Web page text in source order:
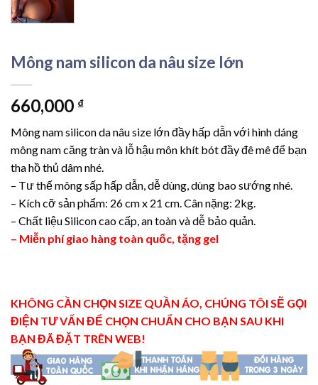
Mông nam silicon da nâu size lớn
660,000 ₫
Mông nam silicon da nâu size lớn đầy hấp dẫn với hình dáng
mông nam căng tràn và lỗ hậu môn khít bót đầy đê mê để bạn
tha hồ thủ dâm nhé.
– Tư thế mông sấp hấp dẫn, dễ dùng, dùng bao sướng nhé.
– Kích cỡ sản phẩm: 26 cm x 21 cm. Cân nặng: 2kg.
– Chất liệu Silicon cao cấp, an toàn và dễ bảo quản.
– Miễn phí giao hàng toàn quốc, tặng gel
KHÔNG CẦN CHỌN SIZE QUẦN ÁO, CHÚNG TÔI SẼ GỌI
ĐIỆN TƯ VẤN ĐỂ CHỌN CHUẨN CHO BẠN SAU KHI
BẠN ĐÃ ĐẶT TRÊN WEB!